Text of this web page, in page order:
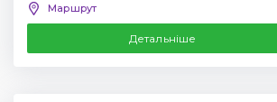
Маршрут
Детальніше